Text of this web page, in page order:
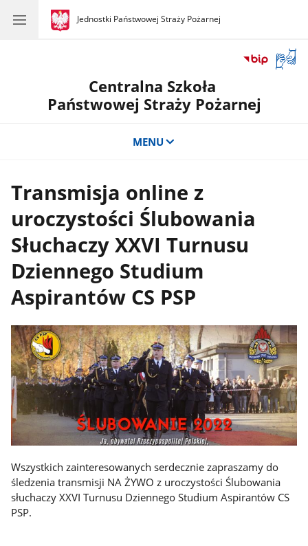
gov.pl
Jednostki Państwowej Straży Pożarnej
gov.pl
Jednostki
okno
Centralna Szkoła
Państwowej Straży Pożarnej
MENU
Transmisja online z
uroczystości Ślubowania
Słuchaczy XXVI Turnusu
Dziennego Studium
Aspirantów CS PSP
Wszystkich zainteresowanych serdecznie zapraszamy do
śledzenia transmisji NA ŻYWO z uroczystości Ślubowania
słuchaczy XXVI Turnusu Dziennego Studium Aspirantów CS
PSP.